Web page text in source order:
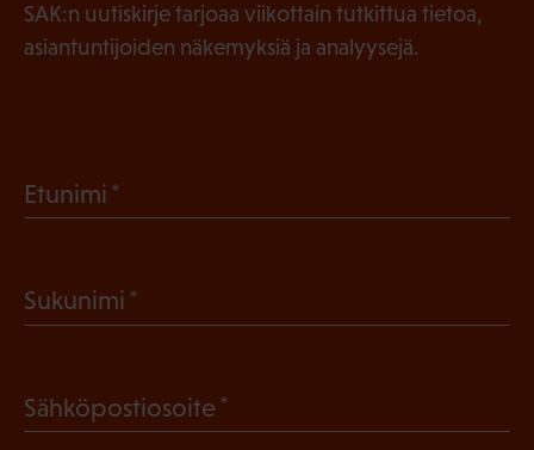
SAK:n uutiskirje tarjoaa viikottain tutkittua tietoa,
asiantuntijoiden näkemyksiä ja analyysejä.
Etunimi
l
Sukunimi
P
k
Sähköpostiosoite